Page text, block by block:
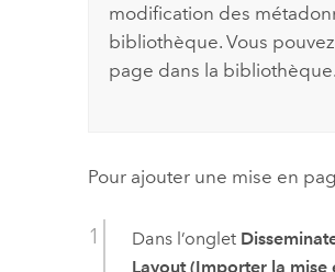
modification des
bibliothèque. Vous
page dans la bibliothèque.
Pour ajouter une mise en
Dans l’onglet
Layout (Importer la mise